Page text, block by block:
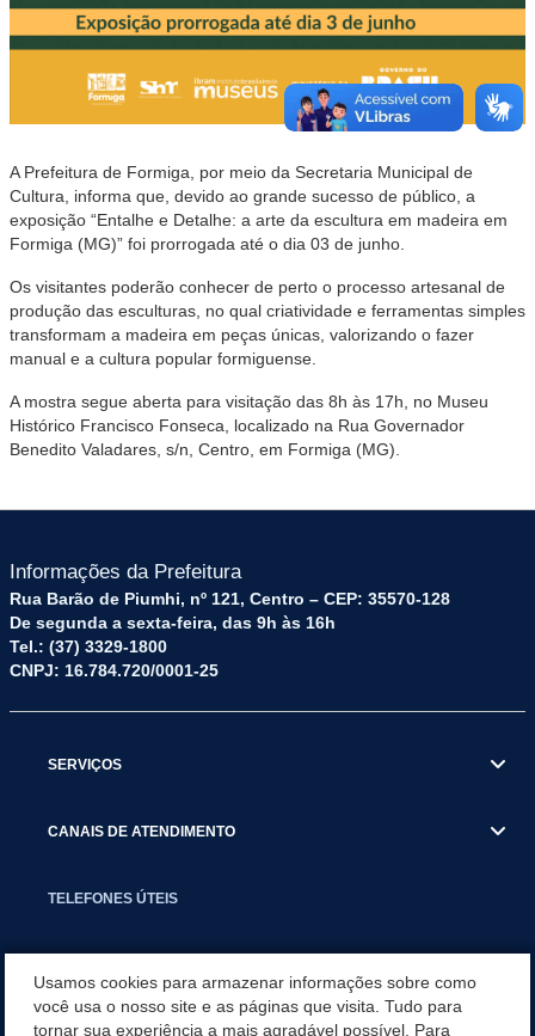
A Prefeitura de Formiga, por meio da Secretaria Municipal de
Cultura, informa que, devido ao grande sucesso de público, a
exposição “Entalhe e Detalhe: a arte da escultura em madeira em
Formiga (MG)” foi prorrogada até o dia 03 de junho.
Os visitantes poderão conhecer de perto o processo artesanal de
produção das esculturas, no qual criatividade e ferramentas simples
transformam a madeira em peças únicas, valorizando o fazer
manual e a cultura popular formiguense.
A mostra segue aberta para visitação das 8h às 17h, no Museu
Histórico Francisco Fonseca, localizado na Rua Governador
Benedito Valadares, s/n, Centro, em Formiga (MG).
Informações da Prefeitura
Rua Barão de Piumhi, nº 121, Centro – CEP: 35570-128
De segunda a sexta-feira, das 9h às 16h
Tel.: (37) 3329-1800
CNPJ: 16.784.720/0001-25
SERVIÇOS
CANAIS DE ATENDIMENTO
TELEFONES ÚTEIS
NOTÍCIAS
Usamos cookies para armazenar informações sobre como
você usa o nosso site e as páginas que visita. Tudo para
tornar sua experiência a mais agradável possível. Para